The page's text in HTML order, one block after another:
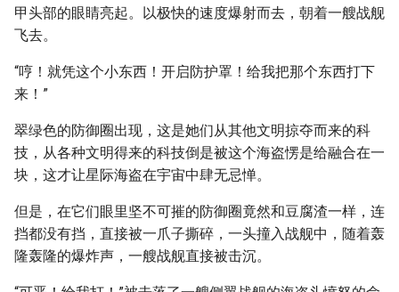
甲头部的眼睛亮起。以极快的速度爆射而去，朝着一艘战舰
飞去。
“哼！就凭这个小东西！开启防护罩！给我把那个东西打下
来！”
翠绿色的防御圈出现，这是她们从其他文明掠夺而来的科
技，从各种文明得来的科技倒是被这个海盗愣是给融合在一
块，这才让星际海盗在宇宙中肆无忌惮。
但是，在它们眼里坚不可摧的防御圈竟然和豆腐渣一样，连
挡都没有挡，直接被一爪子撕碎，一头撞入战舰中，随着轰
隆轰隆的爆炸声，一艘战舰直接被击沉。